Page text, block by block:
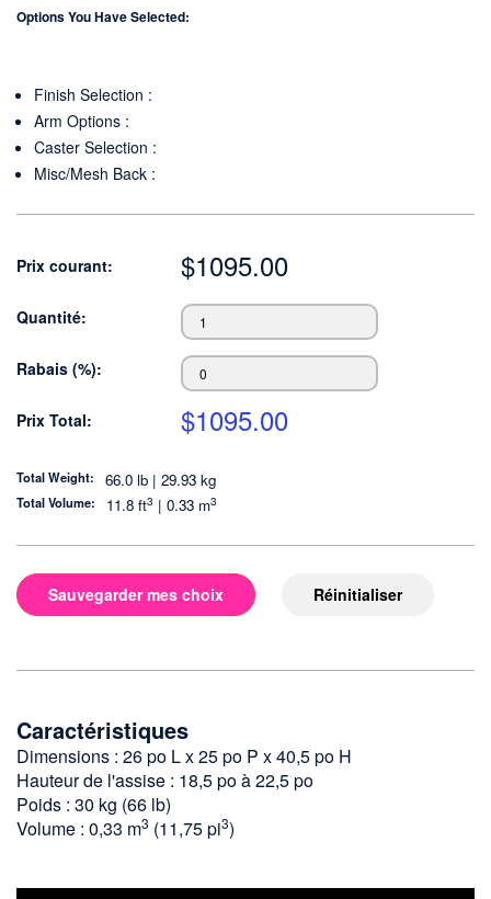
Options You Have Selected:
Finish Selection :
Arm Options :
Caster Selection :
Misc/Mesh Back :
Prix courant: $1095.00
Quantité:
Rabais (%):
Prix Total: $1095.00
Total Weight: 66.0 lb | 29.93 kg
Total Volume: 11.8 ft3 | 0.33 m3
Sauvegarder mes choix Réinitialiser
Caractéristiques
Dimensions : 26 po L x 25 po P x 40,5 po H
Hauteur de l'assise : 18,5 po à 22,5 po
Poids : 30 kg (66 lb)
Volume : 0,33 m3 (11,75 pi3)